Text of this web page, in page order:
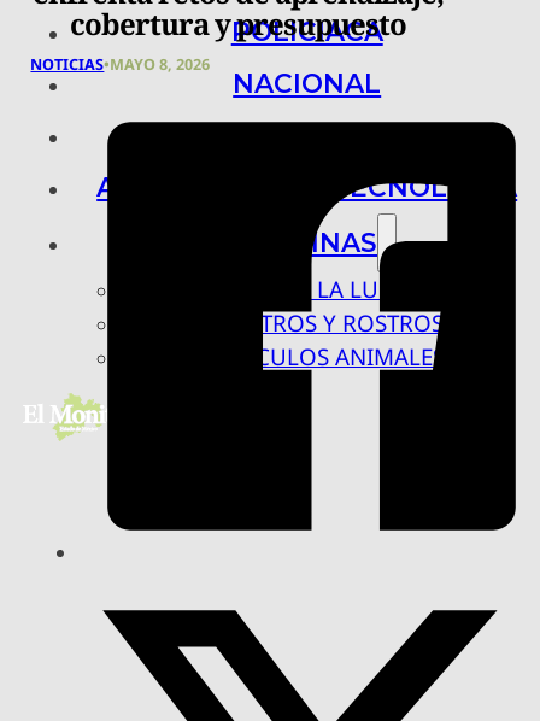
POLICIACA
NACIONAL
ARTE, CIENCIA Y TECNOLOGÍA
COLUMNAS
BAJO LA LUPA
RASTROS Y ROSTROS
VÍNCULOS ANIMALES
cobertura y presupuesto
NOTICIAS•MAYO 8, 2026